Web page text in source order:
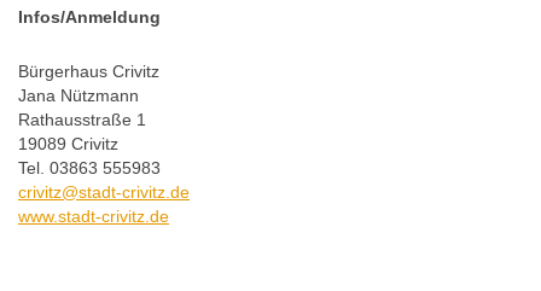
Infos/Anmeldung
Bürgerhaus Crivitz
Jana Nützmann
Rathausstraße 1
19089 Crivitz
Tel. 03863 555983
crivitz@stadt-crivitz.de
www.stadt-crivitz.de